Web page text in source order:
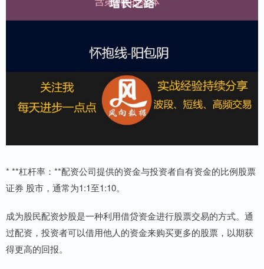
* **杠杆率：**配资公司提供的资金与投资者自有资金的比例股票
证券 股市，通常为1:1至1:10。
成为股民配资炒股是一种利用借贷资金进行股票交易的方式。通
过配资，投资者可以借用他人的资金来购买更多的股票，以期获
得更高的回报。